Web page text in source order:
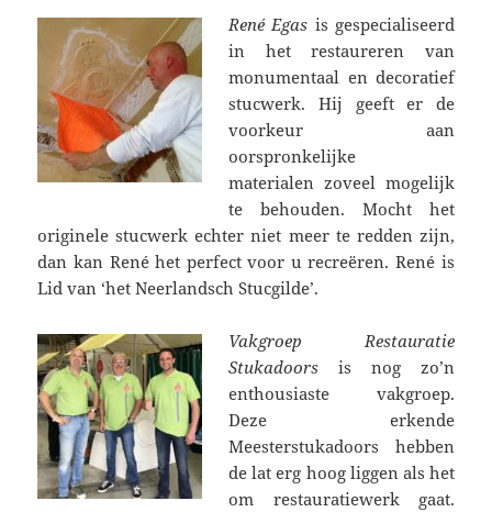
René Egas is gespecialiseerd
in het restaureren van
monumentaal en decoratief
stucwerk. Hij geeft er de
voorkeur aan
oorspronkelijke
materialen zoveel mogelijk
te behouden. Mocht het
originele stucwerk echter niet meer te redden zijn,
dan kan René het perfect voor u recreëren. René is
Lid van ‘het Neerlandsch Stucgilde’.
Vakgroep Restauratie
Stukadoors is nog zo’n
enthousiaste vakgroep.
Deze erkende
Meesterstukadoors hebben
de lat erg hoog liggen als het
om restauratiewerk gaat.